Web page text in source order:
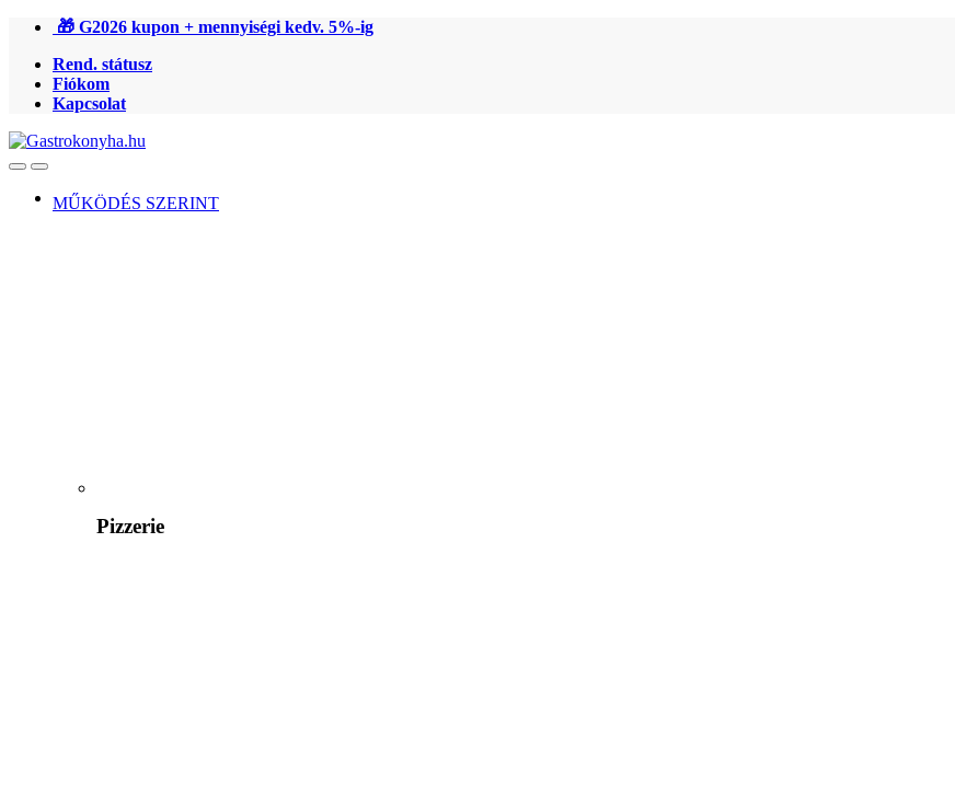
Ugrás
navigációhoz
Ugrás
tartalomra
🎁 G2026 kupon + mennyiségi kedv. 5%-ig
Rend. státusz
Fiókom
Kapcsolat
OpenClose
MŰKÖDÉS SZERINT
Pizzerie